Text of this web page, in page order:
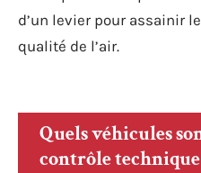
d’un levier pour assainir
qualité de l’air.
Quels véhicules
contrôle technique